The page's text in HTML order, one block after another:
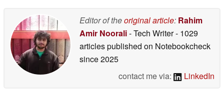
Editor of theoriginal article: Rahim
Amir Noorali- Tech Writer- 1029
articles published on Notebookcheck
since 2025
contact me via:
LinkedIn